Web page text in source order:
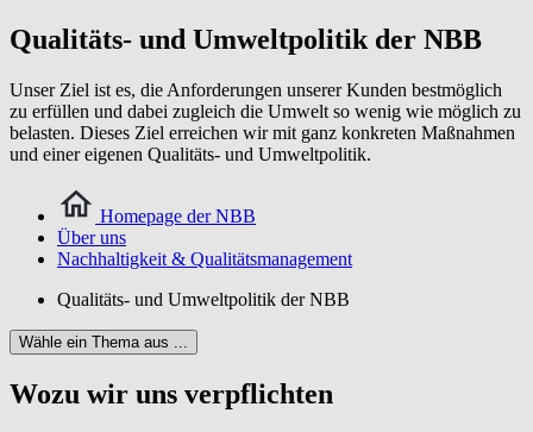
Qualitäts- und Umweltpolitik der NBB
Unser Ziel ist es, die Anforderungen unserer Kunden bestmöglich
zu erfüllen und dabei zugleich die Umwelt so wenig wie möglich zu
belasten. Dieses Ziel erreichen wir mit ganz konkreten Maßnahmen
und einer eigenen Qualitäts- und Umweltpolitik.
Homepage der NBB
Über uns
Nachhaltigkeit & Qualitätsmanagement
Qualitäts- und Umweltpolitik der NBB
Wähle ein Thema aus ...
Wozu wir uns verpflichten